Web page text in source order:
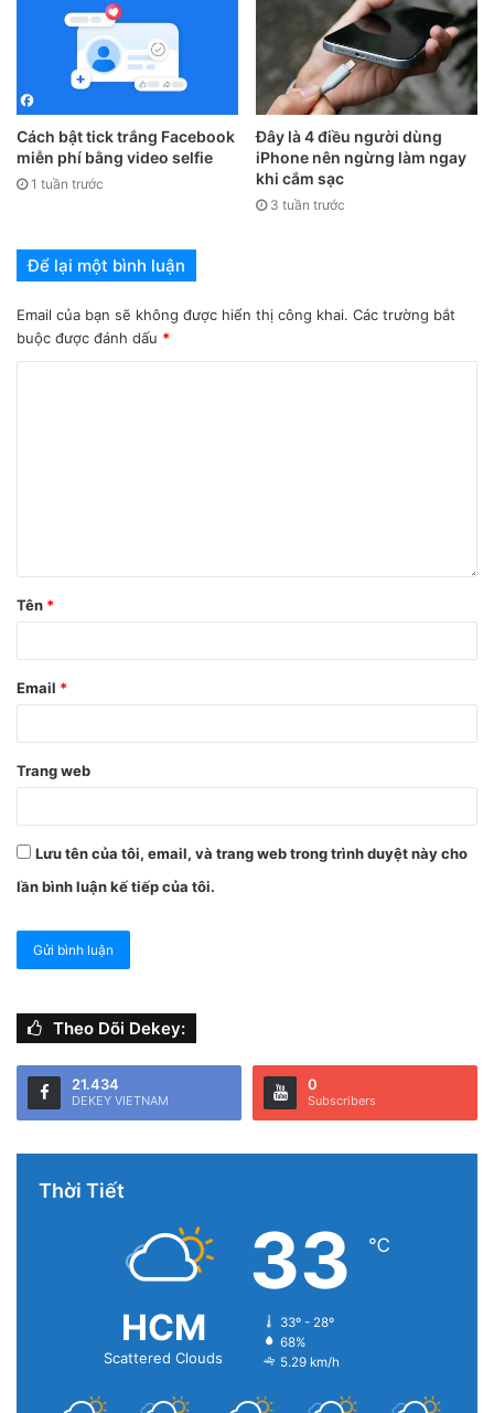
nhiều năm để giới thiệu các tính năng quay video của
iPhone. Thế hệ iPhone 13 năm nay được đánh giá khá cao
Cách bật tick trắng Facebook
miễn phí bằng video selfie
1 tuần trước
Đây là 4 điều người dùng
iPhone nên ngừng làm ngay
khi cắm sạc
3 tuần trước
Để lại một bình luận
Email của bạn sẽ không được hiển thị công khai. Các trường bắt
buộc được đánh dấu *
Tên *
Email *
Trang web
Lưu tên của tôi, email, và trang web trong trình duyệt này cho
lần bình luận kế tiếp của tôi.
Theo Dõi Dekey:
21.434
DEKEY VIETNAM
0
Subscribers
Thời Tiết
HCM
Scattered Clouds
33 ℃
33º - 28º
68%
5.29 km/h